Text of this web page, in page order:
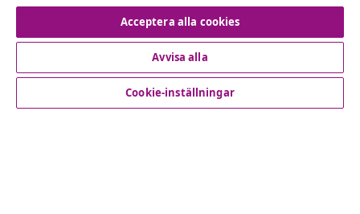
Företag
Acceptera alla cookies
Avvisa alla
Cookie-inställningar